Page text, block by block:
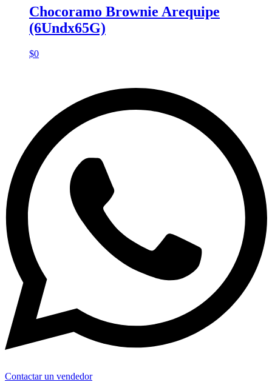
Chocoramo Brownie Arequipe
(6Undx65G)
$0
Contactar un vendedor